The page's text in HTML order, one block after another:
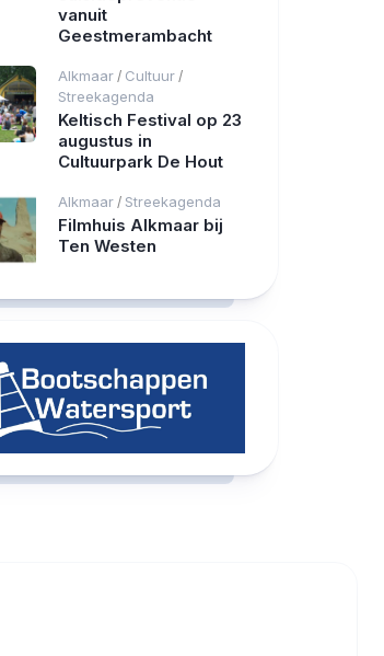
vanuit
Geestmerambacht
Alkmaar / Cultuur /
Streekagenda
Keltisch Festival op 23
augustus in
Cultuurpark De Hout
Alkmaar / Streekagenda
Filmhuis Alkmaar bij
Ten Westen